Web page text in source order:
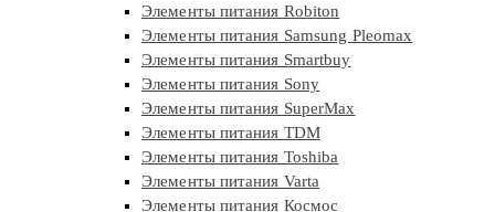
Элементы питания Robiton
Элементы питания Samsung Pleomax
Элементы питания Smartbuy
Элементы питания Sony
Элементы питания SuperMax
Элементы питания TDM
Элементы питания Toshiba
Элементы питания Varta
Элементы питания Космос